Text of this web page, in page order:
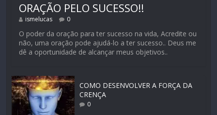
ORAÇÃO PELO SUCESSO!!
ismelucas 0
O poder da oração para ter sucesso na vida, Acredite ou
não, uma oração pode ajudá-lo a ter sucesso.. Deus me
dê a oportunidade de alcançar meus objetivos..
COMO DESENVOLVER A FORÇA DA
CRENÇA
0